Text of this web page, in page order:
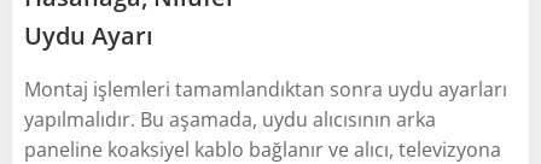
Uydu Ayarı
Montaj işlemleri tamamlandıktan sonra uydu ayarları
yapılmalıdır. Bu aşamada, uydu alıcısının arka
paneline koaksiyel kablo bağlanır ve alıcı, televizyona